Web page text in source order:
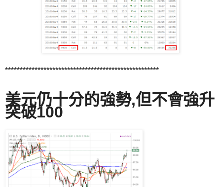
****************************************************
美元仍十分的強勢,但不會強升
突破100